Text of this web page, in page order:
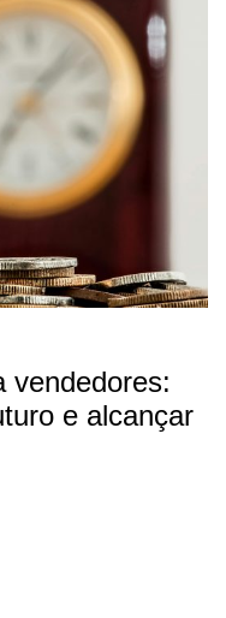
vendedores:
e alcançar